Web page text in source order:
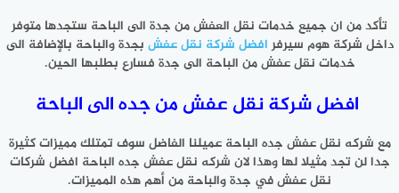
تأكد من ان جميع خدمات نقل العفش من جدة الى الباحة ستجدها متوفر
داخل شركة هوم سيرفرافضل شركة نقل عفش بجدة والباحة بالإضافة الى
خدمات نقل عفش من الباحة الى جدة فسارع بطلبها الحين.
افضل شركة نقل عفش من جده الى الباحة
مع شركه نقل عفش جده الباحة عميلنا الفاضل سوف تمتلك مميزات كثيرة
جدا لن تجد مثيلا لها وهذا لان شركه نقل عفش جده الباحة افضل شركات
نقل عفش في جدة والباحة من أهم هذه المميزات.